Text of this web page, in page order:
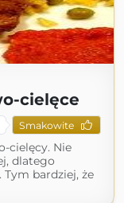
cielęce
Smakowite
cielęcy. Nie
dlatego
Tym bardziej, że